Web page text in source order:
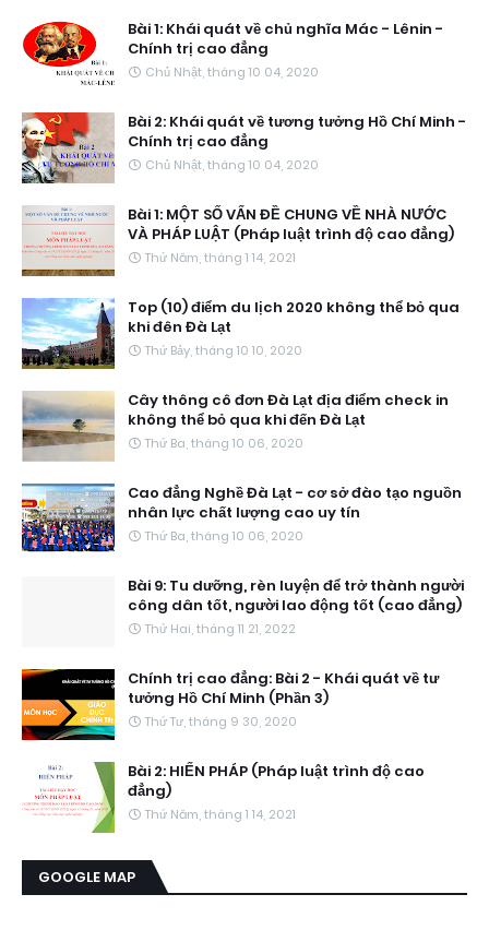
Bài 1: Khái quát về chủ nghĩa Mác - Lênin -
Chính trị cao đẳng
Chủ Nhật, tháng 10 04, 2020
Bài 2: Khái quát về tương tưởng Hồ Chí Minh -
Chính trị cao đẳng
Chủ Nhật, tháng 10 04, 2020
Bài 1: MỘT SỐ VẤN ĐỀ CHUNG VỀ NHÀ NƯỚC
VÀ PHÁP LUẬT (Pháp luật trình độ cao đẳng)
Thứ Năm, tháng 1 14, 2021
Top (10) điểm du lịch 2020 không thể bỏ qua
khi đên Đà Lạt
Thứ Bảy, tháng 10 10, 2020
Cây thông cô đơn Đà Lạt địa điểm check in
không thể bỏ qua khi đến Đà Lạt
Thứ Ba, tháng 10 06, 2020
Cao đẳng Nghề Đà Lạt - cơ sở đào tạo nguồn
nhân lực chất lượng cao uy tín
Thứ Ba, tháng 10 06, 2020
Bài 9: Tu dưỡng, rèn luyện để trở thành người
công dân tốt, người lao động tốt (cao đẳng)
Thứ Hai, tháng 11 21, 2022
Chính trị cao đẳng: Bài 2 - Khái quát về tư
tưởng Hồ Chí Minh (Phần 3)
Thứ Tư, tháng 9 30, 2020
Bài 2: HIẾN PHÁP (Pháp luật trình độ cao
đẳng)
Thứ Năm, tháng 1 14, 2021
GOOGLE MAP